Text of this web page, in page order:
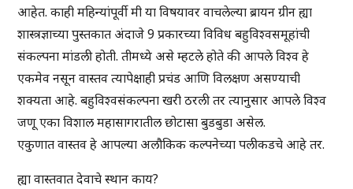
आहेत. काही महिन्यांपूर्वी मी या विषयावर वाचलेल्या ब्रायन ग्रीन ह्या
शास्त्रज्ञाच्या पुस्तकात अंदाजे 9 प्रकारच्या विविध बहुविश्वसमूहांची
संकल्पना मांडली होती. तीमध्ये असे म्हटले होते की आपले विश्व हे
एकमेव नसून वास्तव त्यापेक्षाही प्रचंड आणि विलक्षण असण्याची
शक्यता आहे. बहुविश्वसंकल्पना खरी ठरली तर त्यानुसार आपले विश्व
जणू एका विशाल महासागरातील छोटासा बुडबुडा असेल.
एकुणात वास्तव हे आपल्या अलौकिक कल्पनेच्या पलीकडचे आहे तर.
ह्या वास्तवात देवाचे स्थान काय?